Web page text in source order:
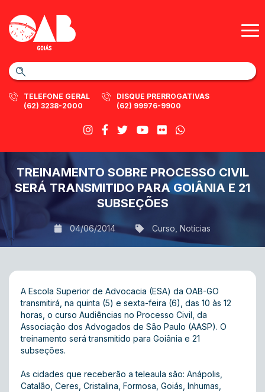
TELEFONE GERAL
(62) 3238-2000
DISQUE PRERROGATIVAS
(62) 99976-9900
TREINAMENTO SOBRE PROCESSO CIVIL
SERÁ TRANSMITIDO PARA GOIÂNIA E 21
SUBSEÇÕES
04/06/2014 Curso Notícias
A Escola Superior de Advocacia (ESA) da OAB-GO
transmitirá, na quinta (5) e sexta-feira (6), das 10 às 12
horas, o curso Audiências no Processo Civil, da
Associação dos Advogados de São Paulo (AASP). O
treinamento será transmitido para Goiânia e 21
subseções.
As cidades que receberão a teleaula são: Anápolis,
Catalão, Ceres, Cristalina, Formosa, Goiás, Inhumas,